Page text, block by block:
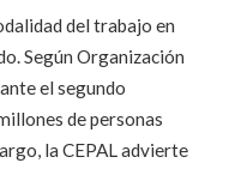
del trabajo en
Según Organización
el segundo
de personas
la CEPAL advierte